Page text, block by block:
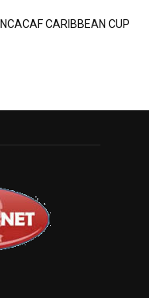
CARIBBEAN CUP